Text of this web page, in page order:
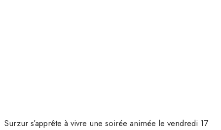
Surzur s’apprête à vivre une soirée animée le vendredi 17